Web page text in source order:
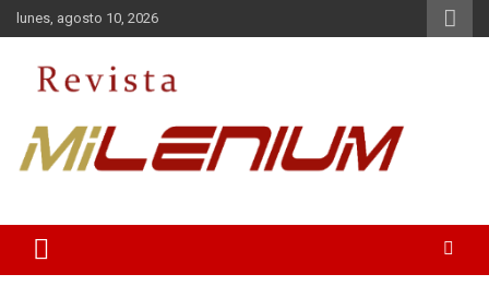
Saltar
al
lunes, agosto 10, 2026